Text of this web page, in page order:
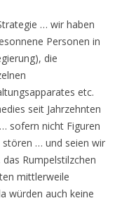
… wir haben
Personen in
die
etc.
seit Jahrzehnten
sofern nicht Figuren
… und seien wir
das Rumpelstilzchen
mittlerweile
würden auch keine